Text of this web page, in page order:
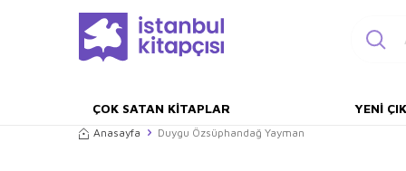
ÇOK SATAN KITAPLAR YENI
Anasayfa Duygu Özsüphandağ Yayman